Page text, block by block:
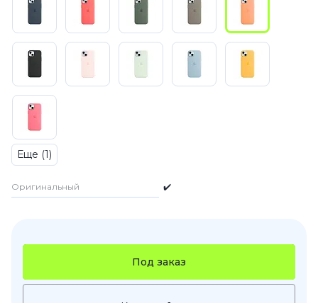
Еще (1)
Оригинальный ✔️
Под заказ